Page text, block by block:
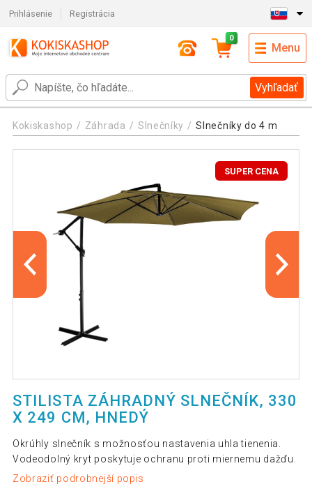
Prihlásenie Registrácia
Vyhľadať
0
Menu
Kokiskashop Záhrada Slnečníky Slnečníky do 4 m
SUPER CENA
STILISTA ZÁHRADNÝ SLNEČNÍK, 330
X 249 CM, HNEDÝ
Okrúhly slnečník s možnosťou nastavenia uhla tienenia.
Vodeodolný kryt poskytuje ochranu proti miernemu dažďu.
Zobraziť podrobnejší popis